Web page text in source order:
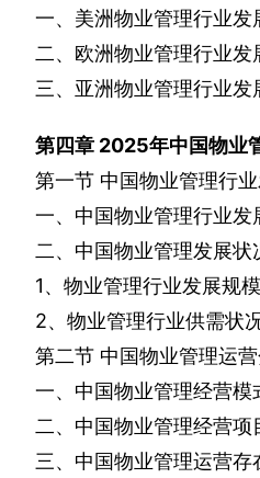
一、美洲物业管理行业发
二、欧洲物业管理行业发
三、亚洲物业管理行业发
第四章 2025年中国物业
第一节 中国物业管理行
一、中国物业管理行业发
二、中国物业管理发展状
1、物业管理行业发展规模
2、物业管理行业供需状
第二节 中国物业管理运
一、中国物业管理经营模
二、中国物业管理经营项
三、中国物业管理运营存